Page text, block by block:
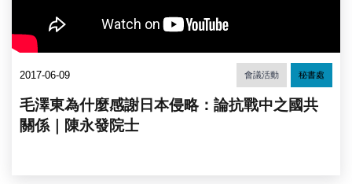
2017-06-09 會議活動 秘書處
毛澤東為什麼感謝日本侵略：論抗戰中之國共
關係｜陳永發院士